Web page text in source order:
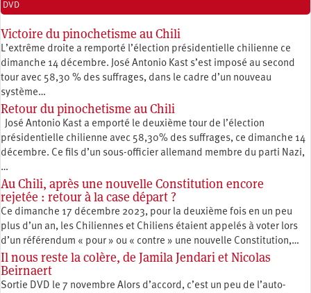
DVD
Victoire du pinochetisme au Chili
L’extrême droite a remporté l’élection présidentielle chilienne ce
dimanche 14 décembre. José Antonio Kast s’est imposé au second
tour avec 58,30 % des suffrages, dans le cadre d’un nouveau
système…
Retour du pinochetisme au Chili
José Antonio Kast a emporté le deuxième tour de l’élection
présidentielle chilienne avec 58,30% des suffrages, ce dimanche 14
décembre. Ce fils d’un sous-officier allemand membre du parti Nazi,
…
Au Chili, après une nouvelle Constitution encore
rejetée : retour à la case départ ?
Ce dimanche 17 décembre 2023, pour la deuxième fois en un peu
plus d’un an, les Chiliennes et Chiliens étaient appelés à voter lors
d’un référendum « pour » ou « contre » une nouvelle Constitution,…
Il nous reste la colère, de Jamila Jendari et Nicolas
Beirnaert
Sortie DVD le 7 novembre Alors d’accord, c’est un peu de l’auto-